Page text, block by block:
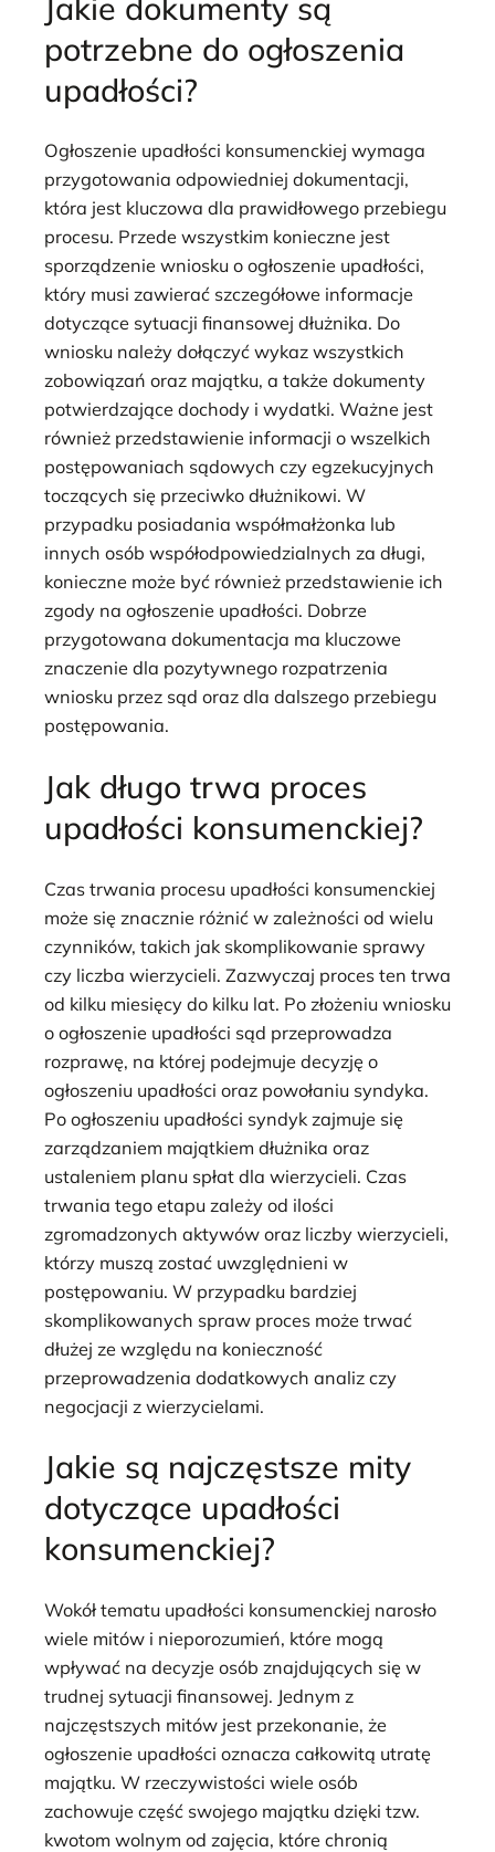
potrzebne do ogłoszenia
upadłości?
Ogłoszenie upadłości konsumenckiej wymaga
przygotowania odpowiedniej dokumentacji,
która jest kluczowa dla prawidłowego przebiegu
procesu. Przede wszystkim konieczne jest
sporządzenie wniosku o ogłoszenie upadłości,
który musi zawierać szczegółowe informacje
dotyczące sytuacji finansowej dłużnika. Do
wniosku należy dołączyć wykaz wszystkich
zobowiązań oraz majątku, a także dokumenty
potwierdzające dochody i wydatki. Ważne jest
również przedstawienie informacji o wszelkich
postępowaniach sądowych czy egzekucyjnych
toczących się przeciwko dłużnikowi. W
przypadku posiadania współmałżonka lub
innych osób współodpowiedzialnych za długi,
konieczne może być również przedstawienie ich
zgody na ogłoszenie upadłości. Dobrze
przygotowana dokumentacja ma kluczowe
znaczenie dla pozytywnego rozpatrzenia
wniosku przez sąd oraz dla dalszego przebiegu
postępowania.
Jak długo trwa proces
upadłości konsumenckiej?
Czas trwania procesu upadłości konsumenckiej
może się znacznie różnić w zależności od wielu
czynników, takich jak skomplikowanie sprawy
czy liczba wierzycieli. Zazwyczaj proces ten trwa
od kilku miesięcy do kilku lat. Po złożeniu wniosku
o ogłoszenie upadłości sąd przeprowadza
rozprawę, na której podejmuje decyzję o
ogłoszeniu upadłości oraz powołaniu syndyka.
Po ogłoszeniu upadłości syndyk zajmuje się
zarządzaniem majątkiem dłużnika oraz
ustaleniem planu spłat dla wierzycieli. Czas
trwania tego etapu zależy od ilości
zgromadzonych aktywów oraz liczby wierzycieli,
którzy muszą zostać uwzględnieni w
postępowaniu. W przypadku bardziej
skomplikowanych spraw proces może trwać
dłużej ze względu na konieczność
przeprowadzenia dodatkowych analiz czy
negocjacji z wierzycielami.
Jakie są najczęstsze mity
dotyczące upadłości
konsumenckiej?
Wokół tematu upadłości konsumenckiej narosło
wiele mitów i nieporozumień, które mogą
wpływać na decyzje osób znajdujących się w
trudnej sytuacji finansowej. Jednym z
najczęstszych mitów jest przekonanie, że
ogłoszenie upadłości oznacza całkowitą utratę
majątku. W rzeczywistości wiele osób
zachowuje część swojego majątku dzięki tzw.
kwotom wolnym od zajęcia, które chronią